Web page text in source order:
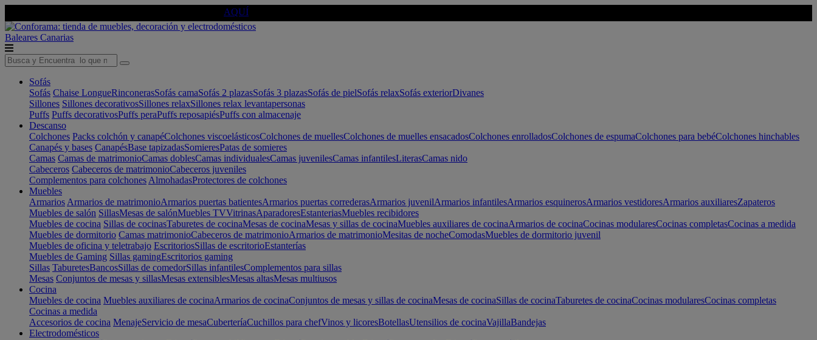
AQUÍ
Baleares Canarias
Sofás
Sofás Chaise LongueRinconerasSofás camaSofás 2 plazasSofás 3 plazasSofás de pielSofás relaxSofás exteriorDivanes
Sillones Sillones decorativosSillones relaxSillones relax levantapersonas
Puffs Puffs decorativosPuffs peraPuffs reposapiésPuffs con almacenaje
Descanso
Colchones Packs colchón y canapéColchones viscoelásticosColchones de muellesColchones de muelles ensacadosColchones enrolladosColchones de espumaColchones para bebéColchones hinchables
Canapés y bases CanapésBase tapizadasSomieresPatas de somieres
Camas Camas de matrimonioCamas doblesCamas individualesCamas juvenilesCamas infantilesLiterasCamas nido
Cabeceros Cabeceros de matrimonioCabeceros juveniles
Complementos para colchones AlmohadasProtectores de colchones
Muebles
Armarios Armarios de matrimonioArmarios puertas batientesArmarios puertas correderasArmarios juvenilArmarios infantilesArmarios esquinerosArmarios vestidoresArmarios auxiliaresZapateros
Muebles de salón SillasMesas de salónMuebles TVVitrinasAparadoresEstanteriasMuebles recibidores
Muebles de cocina Sillas de cocinasTaburetes de cocinaMesas de cocinaMesas y sillas de cocinaMuebles auxiliares de cocinaArmarios de cocinaCocinas modularesCocinas completasCocinas a medida
Muebles de dormitorio Camas matrimonioCabeceros de matrimonioArmarios de matrimonioMesitas de nocheComodasMuebles de dormitorio juvenil
Muebles de oficina y teletrabajo EscritoriosSillas de escritorioEstanterías
Muebles de Gaming Sillas gamingEscritorios gaming
Sillas TaburetesBancosSillas de comedorSillas infantilesComplementos para sillas
Mesas Conjuntos de mesas y sillasMesas extensiblesMesas altasMesas multiusos
Cocina
Muebles de cocina Muebles auxiliares de cocinaArmarios de cocinaConjuntos de mesas y sillas de cocinaMesas de cocinaSillas de cocinaTaburetes de cocinaCocinas modularesCocinas completas
Cocinas a medida
Accesorios de cocina MenajeServicio de mesaCuberteríaCuchillos para chefVinos y licoresBotellasUtensilios de cocinaVajillaBandejas
Electrodomésticos